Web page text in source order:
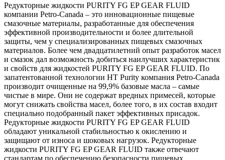
Редукторные жидкости PURITY FG EP GEAR FLUID
компании Petro-Canada – это инновационные пищевые
смазочные материалы, разработанные для обеспечения
эффективной производительности и более длительной
защиты, чем у специализированных пищевых смазочных
материалов. Более чем двадцатилетний опыт разработок масел
и смазок дал возможность добиться наилучших характеристик
и свойств для жидкостей PURITY FG EP GEAR FLUID. По
запатентованной технологии HT Purity компания Petro-Canada
производит очищенные на 99,9% базовые масла – самые
чистые в мире. Они не содержат вредных примесей, которые
могут снижать свойства масел, более того, в их состав входит
специально подобранный пакет эффективных присадок.
Редукторные жидкости PURITY FG EP GEAR FLUID
обладают уникальной стабильностью к окислению и
защищают от износа и шоковых нагрузок. Редукторные
жидкости PURITY FG EP GEAR FLUID также отвечают
стандартам по обеспечению безопасности пищевых